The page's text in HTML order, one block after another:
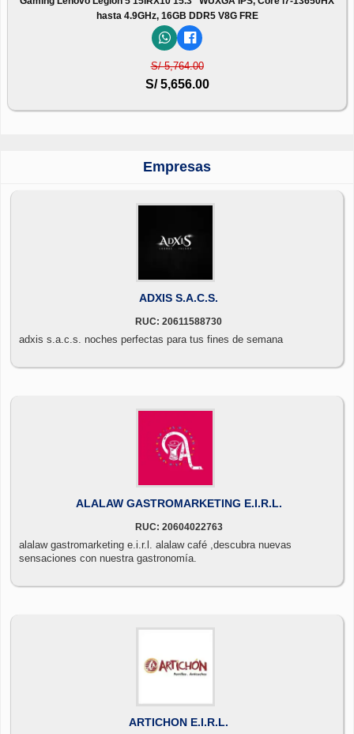
hasta 4.9GHz, 16GB DDR5 V8G FRE
S/ 5,764.00
S/ 5,656.00
Empresas
ADXIS S.A.C.S.
RUC: 20611588730
adxis s.a.c.s. noches perfectas para tus fines de semana
ALALAW GASTROMARKETING E.I.R.L.
RUC: 20604022763
alalaw gastromarketing e.i.r.l. alalaw café ,descubra nuevas
sensaciones con nuestra gastronomía.
ARTICHON E.I.R.L.